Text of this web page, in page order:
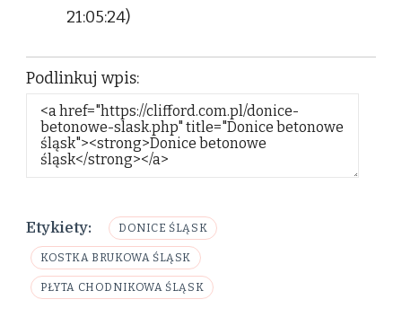
21:05:24)
Podlinkuj wpis:
Etykiety: DONICE ŚLĄSK
KOSTKA BRUKOWA ŚLĄSK
PŁYTA CHODNIKOWA ŚLĄSK